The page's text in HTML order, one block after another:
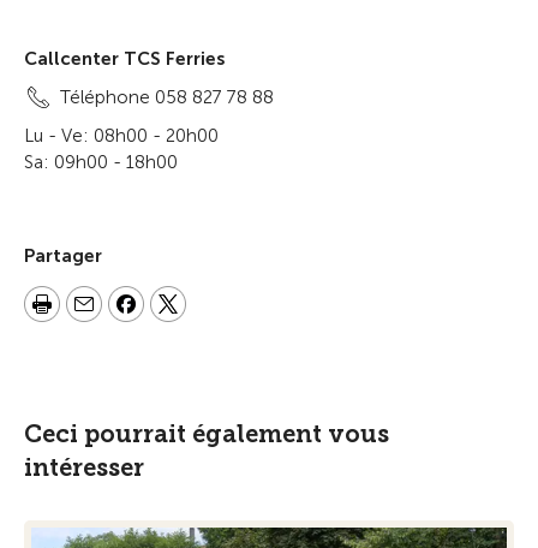
Callcenter TCS Ferries
Téléphone 058 827 78 88
Lu - Ve: 08h00 - 20h00
Sa: 09h00 - 18h00
Partager
Ceci pourrait également vous
intéresser